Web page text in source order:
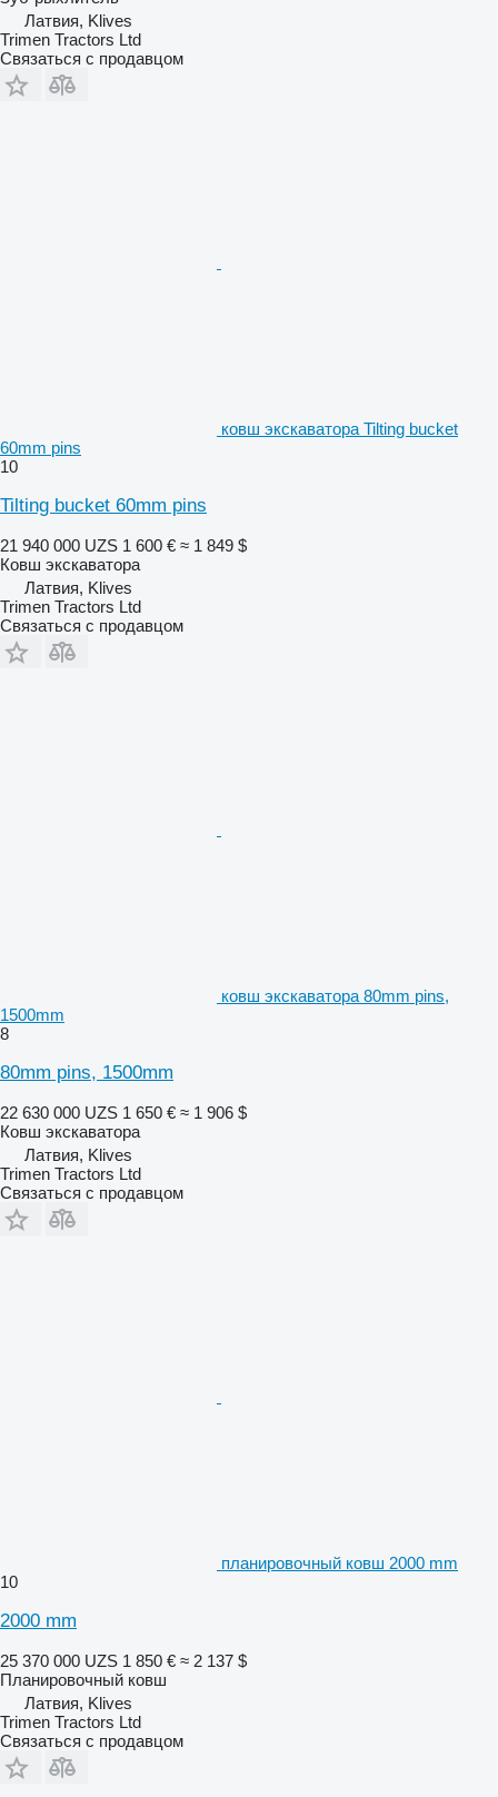
Латвия, Klives
Trimen Tractors Ltd
Связаться с продавцом
ковш экскаватора Tilting bucket
60mm pins
10
Tilting bucket 60mm pins
21 940 000 UZS 1 600 € ≈ 1 849 $
Ковш экскаватора
Латвия, Klives
Trimen Tractors Ltd
Связаться с продавцом
ковш экскаватора 80mm pins,
1500mm
8
80mm pins, 1500mm
22 630 000 UZS 1 650 € ≈ 1 906 $
Ковш экскаватора
Латвия, Klives
Trimen Tractors Ltd
Связаться с продавцом
планировочный ковш 2000 mm
10
2000 mm
25 370 000 UZS 1 850 € ≈ 2 137 $
Планировочный ковш
Латвия, Klives
Trimen Tractors Ltd
Связаться с продавцом